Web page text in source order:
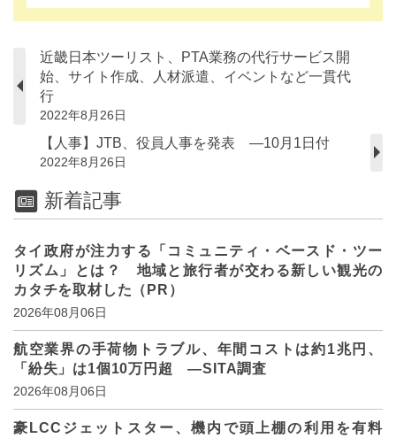
近畿日本ツーリスト、PTA業務の代行サービス開
始、サイト作成、人材派遣、イベントなど一貫代
行
2022年8月26日
【人事】JTB、役員人事を発表 ―10月1日付
2022年8月26日
新着記事
タイ政府が注力する「コミュニティ・ベースド・ツー
リズム」とは？ 地域と旅行者が交わる新しい観光の
カタチを取材した（PR）
2026年08月06日
航空業界の手荷物トラブル、年間コストは約1兆円、
「紛失」は1個10万円超 ―SITA調査
2026年08月06日
豪LCCジェットスター、機内で頭上棚の利用を有料